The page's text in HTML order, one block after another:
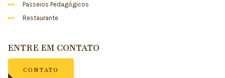
Passeios Pedagógicos
Restaurante
ENTRE EM CONTATO
CONTATO